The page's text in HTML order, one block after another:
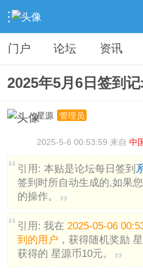
› 分类信息 › 广告灌水 › 内容
门户 论坛 资讯
2025年5月6日签到
星源
管理员
2025-5-6 00:53:59 来自 中
引用: 本贴是论坛每日签到
签到时所自动生成的,如果
的操作。
引用: 我在 2025-05-06
到的用户 ，获得随机奖励
获得的 星源币10元。